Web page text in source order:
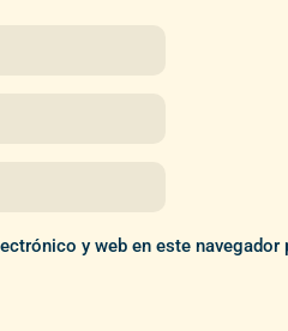
y web en este